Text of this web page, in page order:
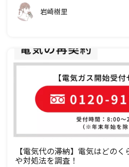
岩崎樹里
【電気代の滞納】電気はどの
や対処法を調査！